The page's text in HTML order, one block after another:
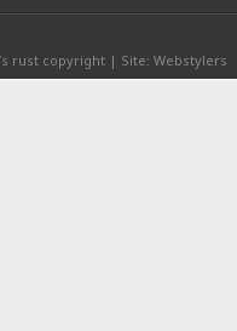
rust copyright | Site: Webstylers